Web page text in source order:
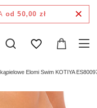
od 50,00 zł
Elomi Swim KOTIYA